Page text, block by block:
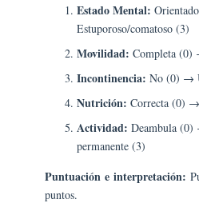
Estado Mental:
Estuporoso/comatoso (3)
Movilidad: Completa
Incontinencia: No (0) →
Nutrición: Correcta (0)
Actividad: Deambula
permanente (3)
Puntuación e interpretación:
puntos.